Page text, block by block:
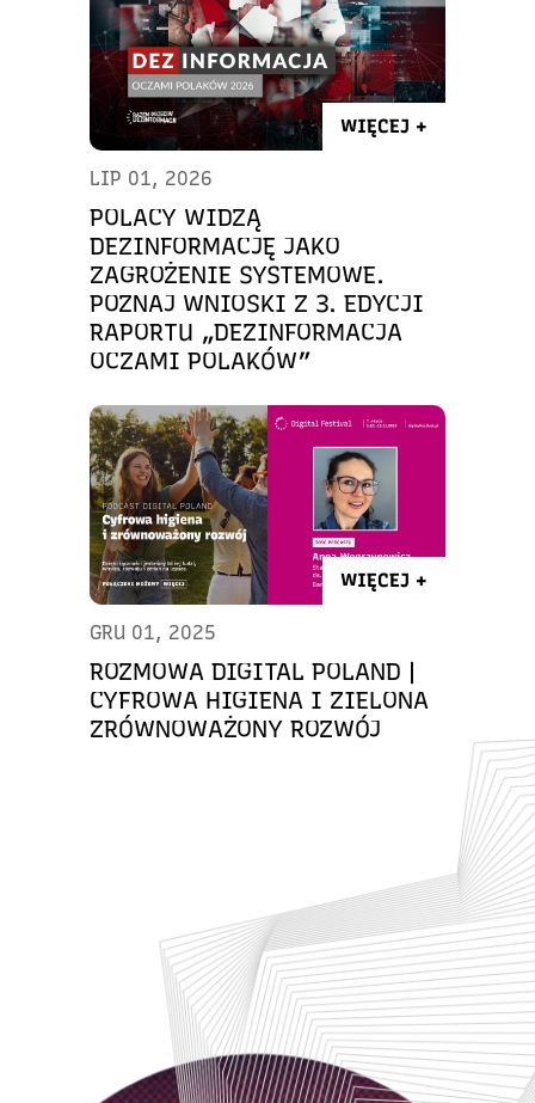
WIĘCEJ +
LIP 01, 2026
POLACY WIDZĄ
DEZINFORMACJĘ JAKO
ZAGROŻENIE SYSTEMOWE.
POZNAJ WNIOSKI Z 3. EDYCJI
RAPORTU „DEZINFORMACJA
OCZAMI POLAKÓW”
WIĘCEJ +
GRU 01, 2025
ROZMOWA DIGITAL POLAND |
CYFROWA HIGIENA I ZIELONA
ZRÓWNOWAŻONY ROZWÓJ